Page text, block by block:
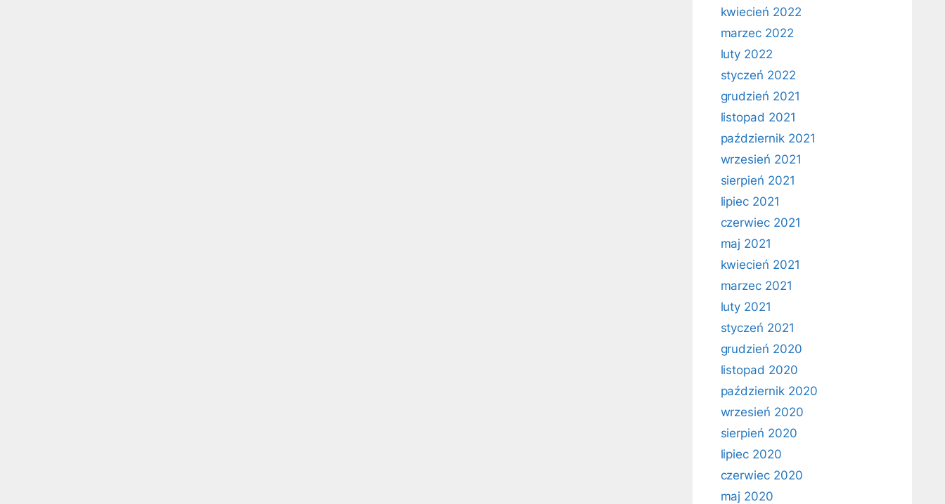
kwiecień 2022
marzec 2022
luty 2022
styczeń 2022
grudzień 2021
listopad 2021
październik 2021
wrzesień 2021
sierpień 2021
lipiec 2021
czerwiec 2021
maj 2021
kwiecień 2021
marzec 2021
luty 2021
styczeń 2021
grudzień 2020
listopad 2020
październik 2020
wrzesień 2020
sierpień 2020
lipiec 2020
czerwiec 2020
maj 2020